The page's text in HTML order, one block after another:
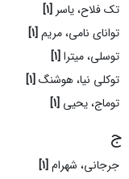
تک فلاح، یاسر [1]
توانای نامی، مریم [1]
توسلی، میترا [1]
توکلی نیا، هوشنگ [1]
توماج، یحیی [1]
ج
جرجانی، شهرام [1]